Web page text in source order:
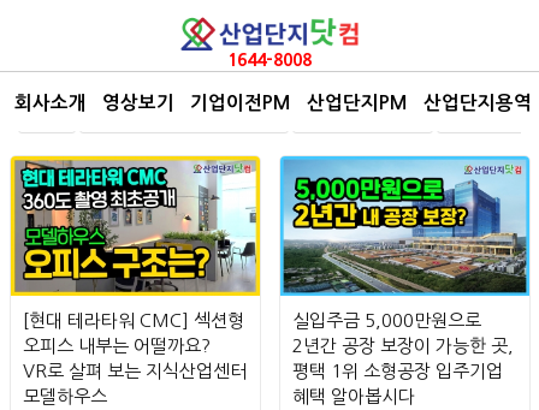
1644-8008
회사소개 영상보기 기업이전PM 산업단지PM 산업단지용역
전체 산업단지 Shorts! 한눈에 보기 산업단지 백과사전 산업단지 드론
[현대 테라타워 CMC] 섹션형
오피스 내부는 어떨까요?
VR로 살펴 보는 지식산업센터
모델하우스
실입주금 5,000만원으로
2년간 공장 보장이 가능한 곳,
평택 1위 소형공장 입주기업
혜택 알아봅시다